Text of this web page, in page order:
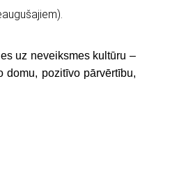
uz neveiksmes kultūru –
domu, pozitīvo pārvērtību,